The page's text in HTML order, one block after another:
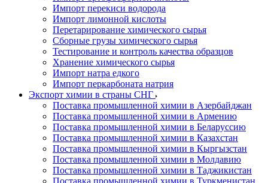
Импорт перекиси водорода
Импорт лимонной кислоты
Перетарирование химического сырья
Сборные грузы химического сырья
Тестирование и контроль качества образцов
Хранение химического сырья
Импорт натра едкого
Импорт перкарбоната натрия
Экспорт химии в страны СНГ
Поставка промышленной химии в Азербайджан
Поставка промышленной химии в Армению
Поставка промышленной химии в Беларуссию
Поставка промышленной химии в Казахстан
Поставка промышленной химии в Кыргызстан
Поставка промышленной химии в Молдавию
Поставка промышленной химии в Таджикистан
Поставка промышленной химии в Туркменистан